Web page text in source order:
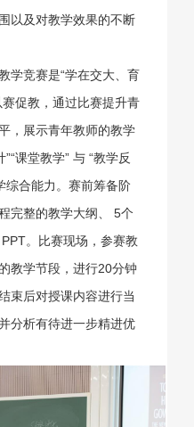
以及对教学效果的不断
学竞赛是“学在交大、育
促教，通过比赛提升青
，展示青年教师的教学
课堂教学” 与 “教学反
综合能力。赛前筹备阶
完整的教学大纲、 5个
。比赛现场，参赛教
教学节段，进行20分钟
束后对授课内容进行当
分析有待进一步精进优